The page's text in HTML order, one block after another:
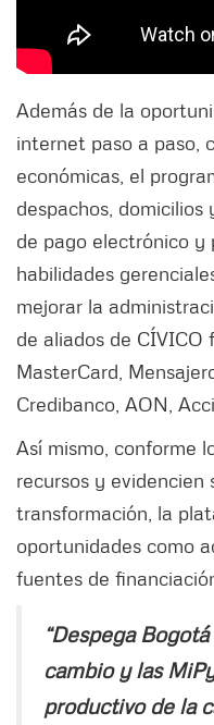
Además de la
internet paso a paso,
económicas, el
despachos,
de pago electrónico y
habilidades
mejorar la
de aliados de CÍVICO
MasterCard,
Credibanco, AON,
Así mismo, conforme
recursos y evidencien
transformación, la
oportunidades como
fuentes de
“Despega
cambio y las
productivo de la